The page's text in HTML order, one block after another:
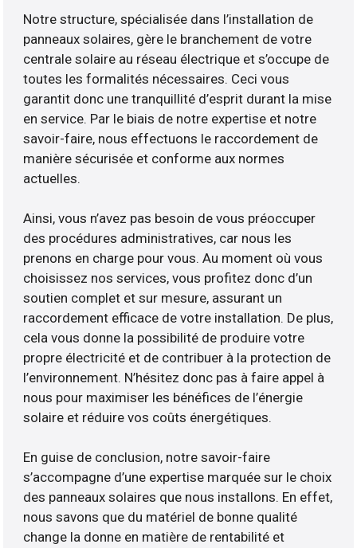
Notre structure, spécialisée dans l’installation de
panneaux solaires, gère le branchement de votre
centrale solaire au réseau électrique et s’occupe de
toutes les formalités nécessaires. Ceci vous
garantit donc une tranquillité d’esprit durant la mise
en service. Par le biais de notre expertise et notre
savoir-faire, nous effectuons le raccordement de
manière sécurisée et conforme aux normes
actuelles.
Ainsi, vous n’avez pas besoin de vous préoccuper
des procédures administratives, car nous les
prenons en charge pour vous. Au moment où vous
choisissez nos services, vous profitez donc d’un
soutien complet et sur mesure, assurant un
raccordement efficace de votre installation. De plus,
cela vous donne la possibilité de produire votre
propre électricité et de contribuer à la protection de
l’environnement. N’hésitez donc pas à faire appel à
nous pour maximiser les bénéfices de l’énergie
solaire et réduire vos coûts énergétiques.
En guise de conclusion, notre savoir-faire
s’accompagne d’une expertise marquée sur le choix
des panneaux solaires que nous installons. En effet,
nous savons que du matériel de bonne qualité
change la donne en matière de rentabilité et